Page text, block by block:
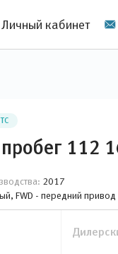
Личный кабинет
112
2017
FWD - передний привод